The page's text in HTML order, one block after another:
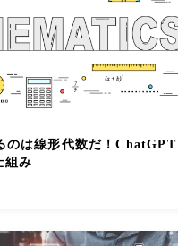
のは線形代数だ！ChatGPT
組み